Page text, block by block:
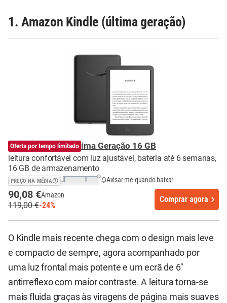
1. Amazon Kindle (última geração)
Amazon Kindle Última Geração 16 GB
leitura confortável com luz ajustável, bateria até 6 semanas,
16 GB de armazenamento
Oferta por tempo limitado
PREÇO NA MÉDIA Avisar-me quando baixar
90,08 €Amazon
119,00 €-24%
Comprar agora
O Kindle mais recente chega com o design mais leve
e compacto de sempre, agora acompanhado por
uma luz frontal mais potente e um ecrã de 6"
antirreflexo com maior contraste. A leitura torna-se
mais fluida graças às viragens de página mais suaves